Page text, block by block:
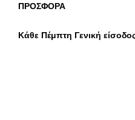
ΠΡΟΣΦΟΡΑ
Κάθε Πέμπτη Γενική είσοδος